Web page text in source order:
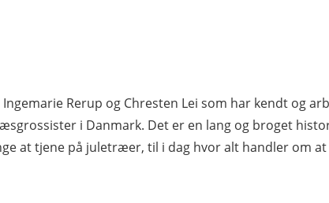
Rerup og Chresten Lei som har kendt og
i Danmark. Det er en lang og broget
at tjene på juletræer, til i dag hvor alt handler om